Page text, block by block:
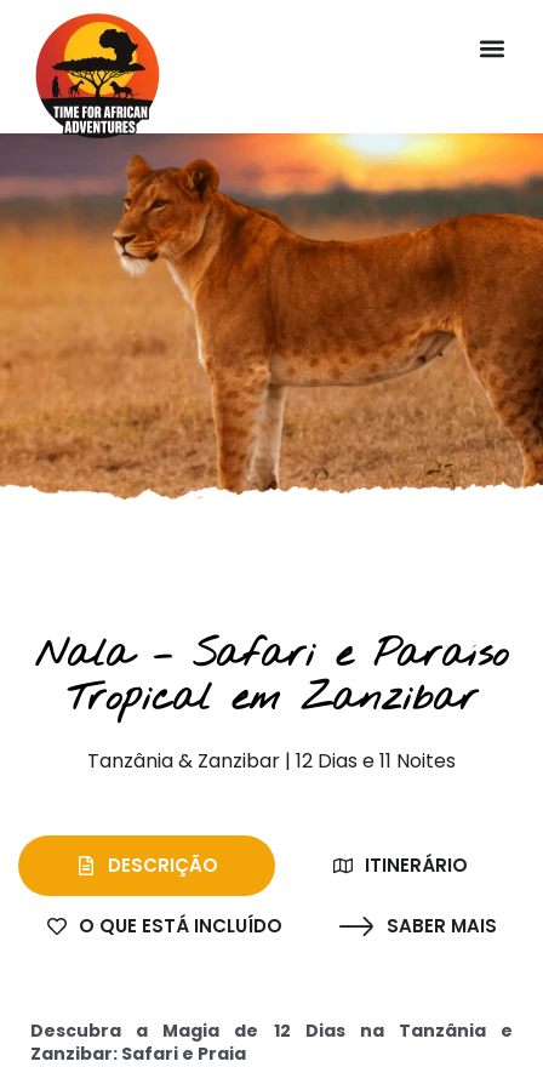
Nala – Safari e Paraíso
Tropical em Zanzibar
Tanzânia & Zanzibar | 12 Dias e 11 Noites
DESCRIÇÃO ITINERÁRIO
O QUE ESTÁ INCLUÍDO SABER MAIS
Descubra a Magia de 12 Dias na Tanzânia e
Zanzibar: Safari e Praia